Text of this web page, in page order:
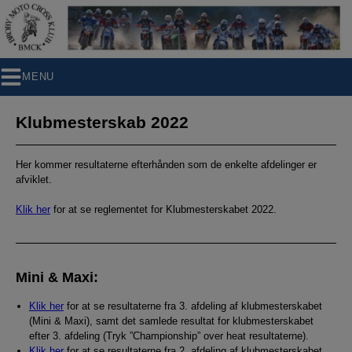
Hop
til
indholdet
MENU
Klubmesterskab 2022
Her kommer resultaterne efterhånden som de enkelte afdelinger er
afviklet.
Klik her for at se reglementet for Klubmesterskabet 2022.
Mini & Maxi:
Klik herfor at se resultaterne fra 3. afdeling af klubmesterskabet
(Mini & Maxi), samt det samlede resultat for klubmesterskabet
efter 3. afdeling (Tryk ”Championship” over heat resultaterne).